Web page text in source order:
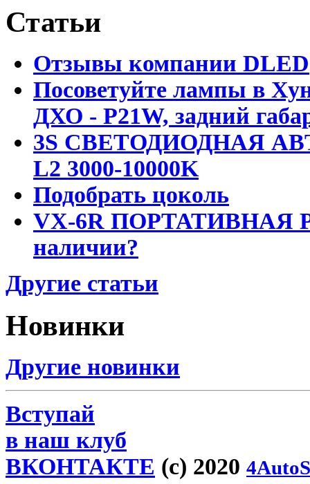
Статьи
Отзывы компании DLED
Посоветуйте лампы в
ДХО - P21W, задний
3S СВЕТОДИОДНАЯ
L2 3000-10000K
Подобрать цоколь
VX-6R ПОРТАТИВНАЯ
наличии?
Другие статьи
Новинки
Другие новинки
Вступай
в наш клуб
ВКОНТАКТЕ (c) 2020